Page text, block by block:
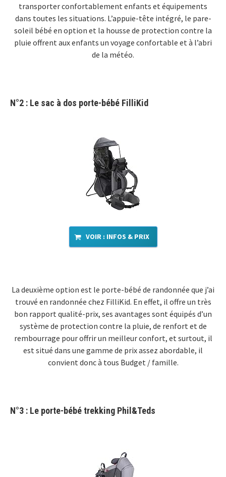
transporter confortablement enfants et équipements
dans toutes les situations. L’appuie-tête intégré, le pare-
soleil bébé en option et la housse de protection contre la
pluie offrent aux enfants un voyage confortable et à l’abri
de la météo.
N°2 : Le sac à dos porte-bébé FilliKid
VOIR : INFOS & PRIX
La deuxième option est le porte-bébé de randonnée que j’ai
trouvé en randonnée chez FilliKid. En effet, il offre un très
bon rapport qualité-prix, ses avantages sont équipés d’un
système de protection contre la pluie, de renfort et de
rembourrage pour offrir un meilleur confort, et surtout, il
est situé dans une gamme de prix assez abordable, il
convient donc à tous Budget / famille.
N°3 : Le porte-bébé trekking Phil&Teds